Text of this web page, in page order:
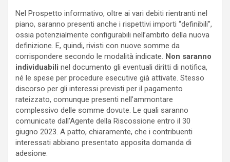
Nel Prospetto informativo, oltre ai vari debiti rientranti nel
piano, saranno presenti anche i rispettivi importi “definibili”,
ossia potenzialmente configurabili nell’ambito della nuova
definizione. E, quindi, rivisti con nuove somme da
corrispondere secondo le modalità indicate. Non saranno
individuabili nel documento gli eventuali diritti di notifica,
né le spese per procedure esecutive già attivate. Stesso
discorso per gli interessi previsti per il pagamento
rateizzato, comunque presenti nell’ammontare
complessivo delle somme dovute. Le quali saranno
comunicate dall’Agente della Riscossione entro il 30
giugno 2023. A patto, chiaramente, che i contribuenti
interessati abbiano presentato apposita domanda di
adesione.